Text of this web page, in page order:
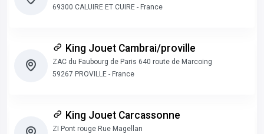
69300 CALUIRE ET CUIRE - France
King Jouet Cambrai/proville
ZAC du Faubourg de Paris 640 route de Marcoing
59267 PROVILLE - France
King Jouet Carcassonne
ZI Pont rouge Rue Magellan